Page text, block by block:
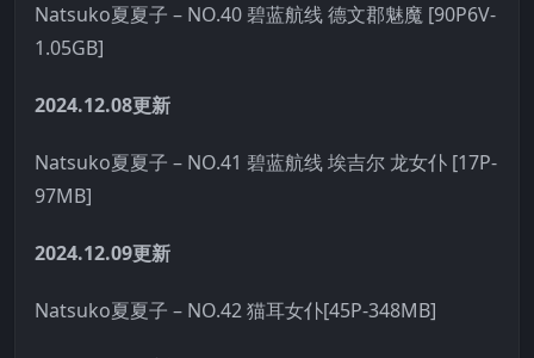
Natsuko夏夏子 – NO.40 碧蓝航线 德文郡魅魔 [90P6V-
1.05GB]
2024.12.08更新
Natsuko夏夏子 – NO.41 碧蓝航线 埃吉尔 龙女仆 [17P-
97MB]
2024.12.09更新
Natsuko夏夏子 – NO.42 猫耳女仆[45P-348MB]